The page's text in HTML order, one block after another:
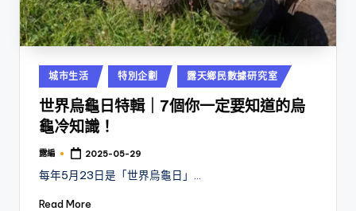
Posted
in
城市生活 特別企劃 露天鄉民數據研究室
世界烏龜日特輯｜7個你一定要知道的烏
龜冷知識！
Posted
露編 2025-05-29
每年5月23日是「世界烏龜日」…
Read More